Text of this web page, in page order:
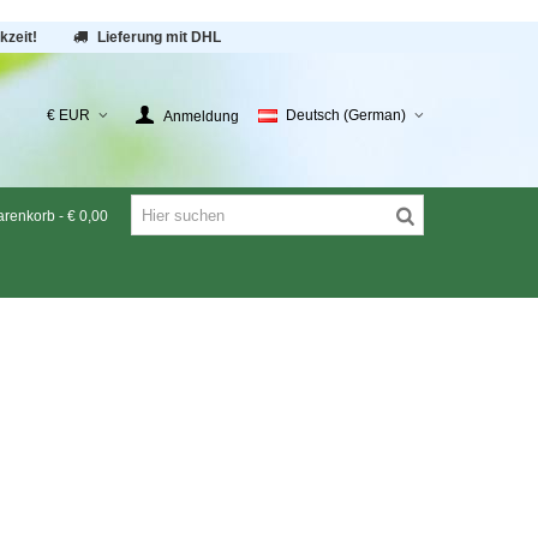
Lieferung mit DHL
€ EUR Anmeldung Deutsch (German)
- € 0,00